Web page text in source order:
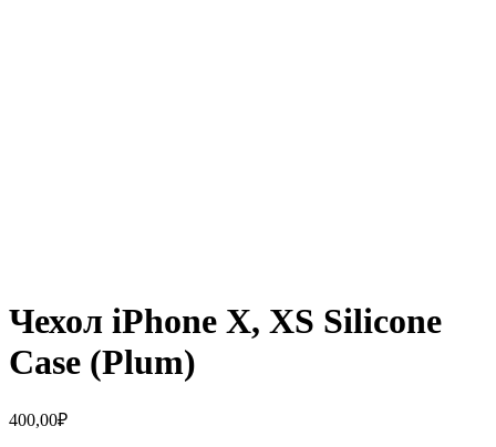
Чехол iPhone X, XS Silicone
Case (Plum)
400,00₽